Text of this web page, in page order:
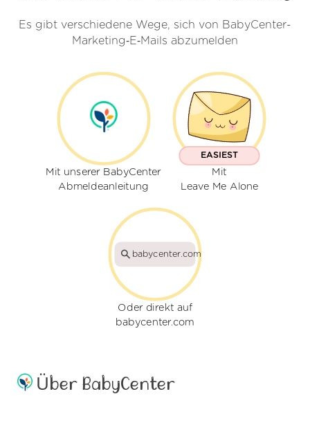
Es gibt verschiedene Wege, sich von BabyCenter-
Marketing‑E‑Mails abzumelden
Mit unserer BabyCenter
Abmeldeanleitung
EASIEST
Mit
Leave Me Alone
babycenter.com
Oder direkt auf
babycenter.com
Über BabyCenter